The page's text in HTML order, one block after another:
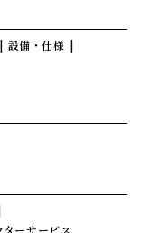
設備・仕様